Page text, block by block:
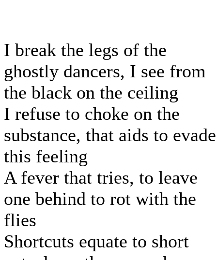
I break the legs of the
ghostly dancers, I see from
the black on the ceiling
I refuse to choke on the
substance, that aids to evade
this feeling
A fever that tries, to leave
one behind to rot with the
flies
Shortcuts equate to short